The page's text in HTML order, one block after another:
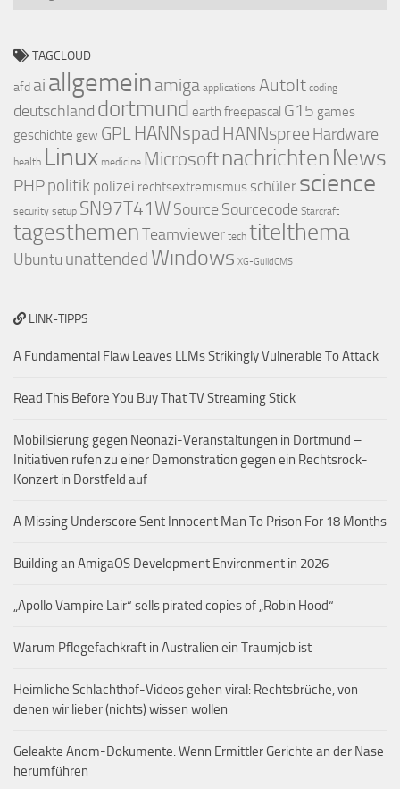
TAGCLOUD
afd ai allgemein amiga applications AutoIt coding
deutschland dortmund earth freepascal G15 games
geschichte gew GPL HANNspad HANNspree Hardware
health Linux medicine Microsoft nachrichten News
PHPpolitik polizei rechtsextremismus schüler science
security setup SN97T41WSource Sourcecode Starcraft
tagesthemenTeamviewer tech titelthema
Ubuntu unattended Windows XG-GuildCMS
LINK-TIPPS
A Fundamental Flaw Leaves LLMs Strikingly Vulnerable To Attack
Read This Before You Buy That TV Streaming Stick
Mobilisierung gegen Neonazi-Veranstaltungen in Dortmund –
Initiativen rufen zu einer Demonstration gegen ein Rechtsrock-
Konzert in Dorstfeld auf
A Missing Underscore Sent Innocent Man To Prison For 18 Months
Building an AmigaOS Development Environment in 2026
„Apollo Vampire Lair“ sells pirated copies of „Robin Hood“
Warum Pflegefachkraft in Australien ein Traumjob ist
Heimliche Schlachthof-Videos gehen viral: Rechtsbrüche, von
denen wir lieber (nichts) wissen wollen
Geleakte Anom-Dokumente: Wenn Ermittler Gerichte an der Nase
herumführen